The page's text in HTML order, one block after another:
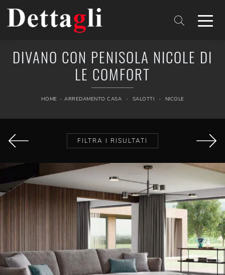
DIVANO CON PENISOLA NICOLE DI
LE COMFORT
HOME - ARREDAMENTO CASA - SALOTTI - NICOLE
FILTRA I RISULTATI